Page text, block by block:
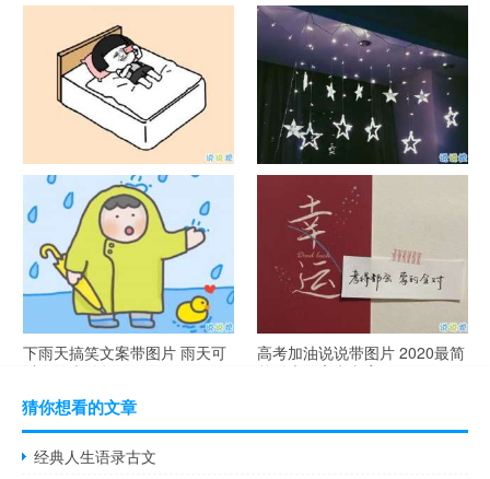
官宣恋爱的说说配图 官宣句子
抖音摆地摊文案 摆地摊的搞笑
说说带图片
谐音梗土味情话大全带图片 油
腻搞笑的土味情话
很酷的霸气句子带图片 最新霸
气说说高冷范
下雨天搞笑文案带图片 雨天可
以发的幽默句子
高考加油说说带图片 2020最简
单励志的高考文案
猜你想看的文章
经典人生语录古文